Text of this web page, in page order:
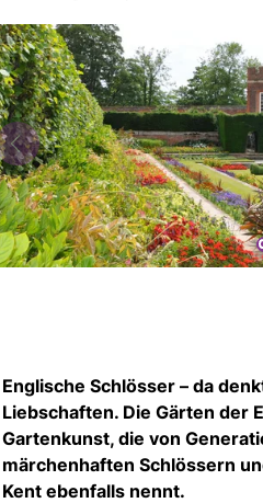
Englische Schlösser – da
Liebschaften. Die Gärten der
Gartenkunst, die von
märchenhaften Schlössern
Kent ebenfalls nennt.